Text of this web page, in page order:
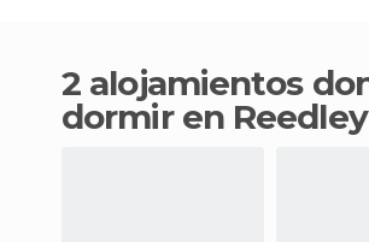
2 alojamientos donde
dormir en Reedley